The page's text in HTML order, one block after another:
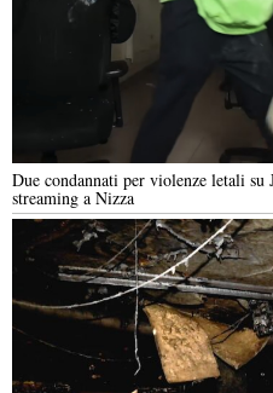
Due condannati per violenze letali su
streaming a Nizza